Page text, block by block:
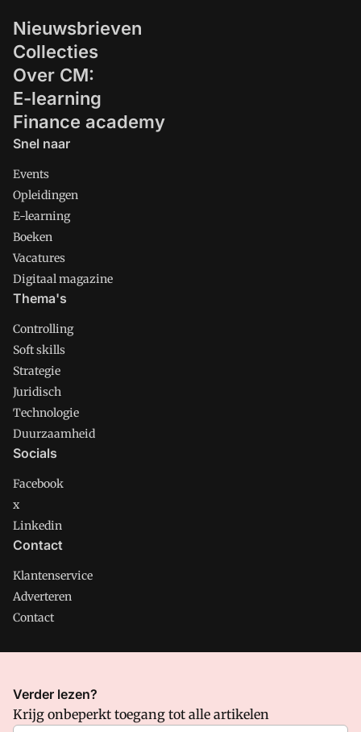
Nieuwsbrieven
Collecties
Over CM:
E-learning
Finance academy
Snel naar
Events
Opleidingen
E-learning
Boeken
Vacatures
Digitaal magazine
Thema's
Controlling
Soft skills
Strategie
Juridisch
Technologie
Duurzaamheid
Socials
Facebook
x
Linkedin
Contact
Klantenservice
Adverteren
Contact
CMweb is onderdeel van VMN media. Lees in
waar VMN media voor staat. Op gebruik van deze site zijn de
volgende regelingen van toepassing:Algemene Voorwaarden
Verder lezen?
Krijg onbeperkt toegang tot alle artikelen